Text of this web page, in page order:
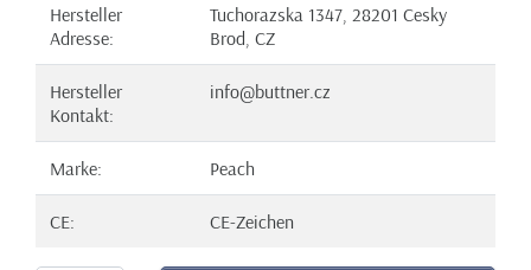
Hersteller
Adresse:
Tuchorazska 1347, 28201 Cesky
Brod, CZ
Hersteller
Kontakt:
info@buttner.cz
Marke: Peach
CE: CE-Zeichen